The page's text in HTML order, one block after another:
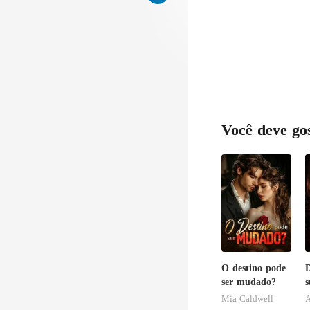
Você deve
O destino pode
ser mudado?
Mia Caldwell